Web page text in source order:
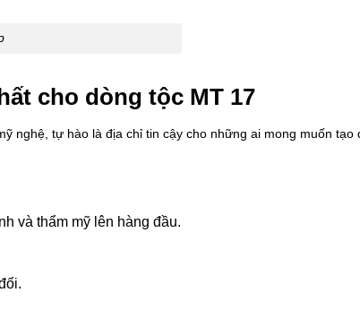
cho dòng tộc MT 17
nghệ, tự hào là địa chỉ tin cậy cho những ai mong muốn tạo
và thẩm mỹ lên hàng đầu.